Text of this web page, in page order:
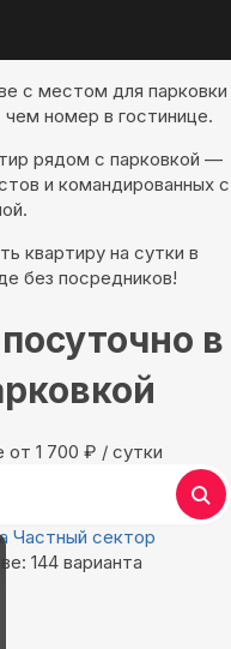
с местом для парковки
номер в гостинице.
рядом с парковкой —
и командированных с
квартиру на сутки в
без посредников!
в
oт 1 700 ₽ / сутки
Частный сектор
144 варианта